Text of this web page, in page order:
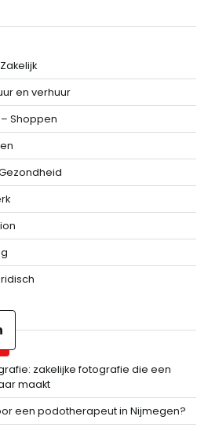
en verhuur
Shoppen
zakelijke fotografie die een
maakt
een podotherapeut in Nijmegen?